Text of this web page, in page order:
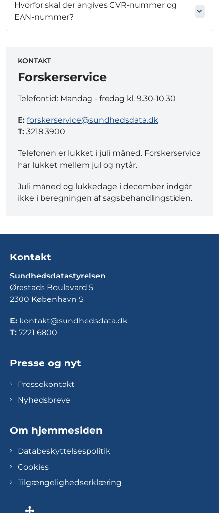
Hvorfor skal der angives CVR-nummer og
EAN-nummer?
KONTAKT
Forskerservice
Telefontid: Mandag - fredag kl. 9.30-10.30
E: forskerservice@sundhedsdata.dk
T: 3218 3900
Telefonen er lukket i juli måned. Forskerservice
har lukket mellem jul og nytår.
Juli måned og lukkedage i december indgår
ikke i beregningen af sagsbehandlingstiden.
Kontakt
Sundhedsdatastyrelsen
Ørestads Boulevard 5
2300 København S
E: kontakt@sundhedsdata.dk
T: 7221 6800
Presse og nyt
Pressekontakt
Nyhedsbreve
Om hjemmesiden
Databeskyttelsespolitik
Cookies
Tilgængelighedserklæring